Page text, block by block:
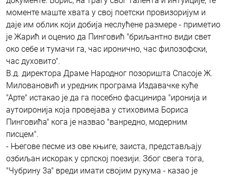
моменте маште хвата у свој поетски провизоријум и
даје им облик који добија неслућене размере - приметио
је Жарић и оценио да Пинговић "бриљантно види свет
око себе и тумачи га, час иронично, час филозофски,
час духовито".
В.д. директора Драме Народног позоришта Спасоје Ж.
Миловановић и уредник програма Издавачке куће
"Арте" истакао је да га посебно фасцинира "иронија и
аутоиронија која провејава у стиховима Бориса
Пинговића" кога је назвао "ванредно, модерним
писцем".
- Његове песме из ове књиге, заиста, представљају
озбиљан искорак у српској поезији. Због свега тога,
"Чубрину 3а" вреди имати својим рукума - казао је